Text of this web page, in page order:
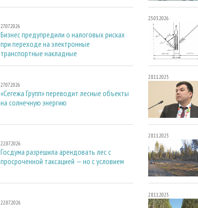
27.07.2026
Бизнес предупредили о налоговых рисках
при переходе на электронные
транспортные накладные
27.07.2026
«Сегежа Групп» переводит лесные объекты
на солнечную энергию
22.07.2026
Госдума разрешила арендовать лес с
просроченной таксацией — но с условием
22.07.2026
23.03.2026
28.11.2025
28.11.2025
28.11.2025